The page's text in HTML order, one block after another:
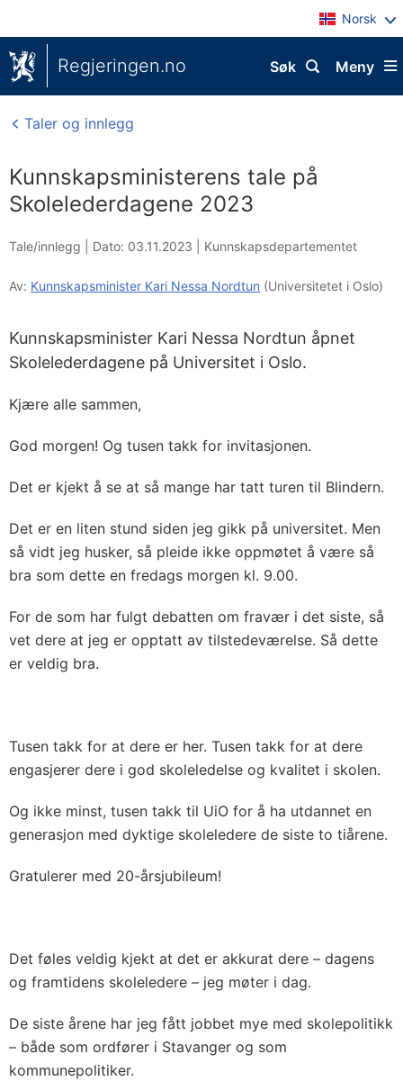
Norsk
Regjeringen.no Meny
Søk
Taler og innlegg
Kunnskapsministerens tale på
Skolelederdagene 2023
Tale/innlegg | Dato: 03.11.2023 Kunnskapsdepartementet
Av: Kunnskapsminister Kari Nessa Nordtun (Universitetet i Oslo)
Kunnskapsminister Kari Nessa Nordtun åpnet
Skolelederdagene på Universitet i Oslo.
Kjære alle sammen,
God morgen! Og tusen takk for invitasjonen.
Det er kjekt å se at så mange har tatt turen til Blindern.
Det er en liten stund siden jeg gikk på universitet. Men
så vidt jeg husker, så pleide ikke oppmøtet å være så
bra som dette en fredags morgen kl. 9.00.
For de som har fulgt debatten om fravær i det siste, så
vet dere at jeg er opptatt av tilstedeværelse. Så dette
er veldig bra.
Tusen takk for at dere er her. Tusen takk for at dere
engasjerer dere i god skoleledelse og kvalitet i skolen.
Og ikke minst, tusen takk til UiO for å ha utdannet en
generasjon med dyktige skoleledere de siste to tiårene.
Gratulerer med 20-årsjubileum!
Det føles veldig kjekt at det er akkurat dere – dagens
og framtidens skoleledere – jeg møter i dag.
De siste årene har jeg fått jobbet mye med skolepolitikk
– både som ordfører i Stavanger og som
kommunepolitiker.